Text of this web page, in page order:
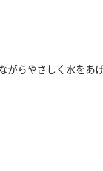
がらやさしく水をあ